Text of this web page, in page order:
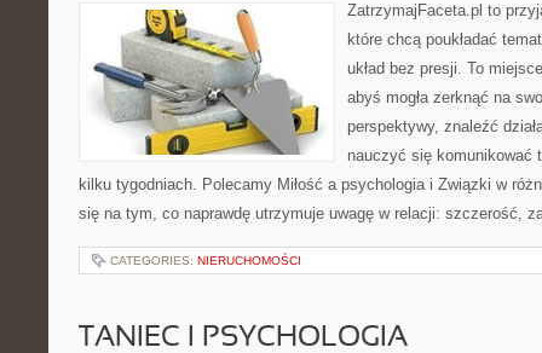
ZatrzymajFaceta.pl to
które chcą poukładać
układ bez presji. To
abyś mogła zerknąć na
perspektywy, znaleźć
nauczyć się komunikować
kilku tygodniach. Polecamy Miłość a psychologia i Związki w
się na tym, co naprawdę utrzymuje uwagę w relacji: szczerość,
CATEGORIES: NIERUCHOMOŚCI
TANIEC I PSYCHOLOGIA